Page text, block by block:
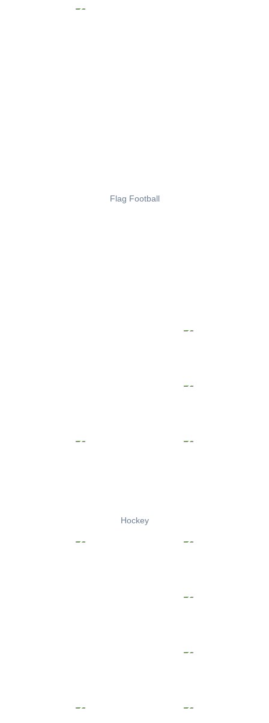
Flag Football
Hockey